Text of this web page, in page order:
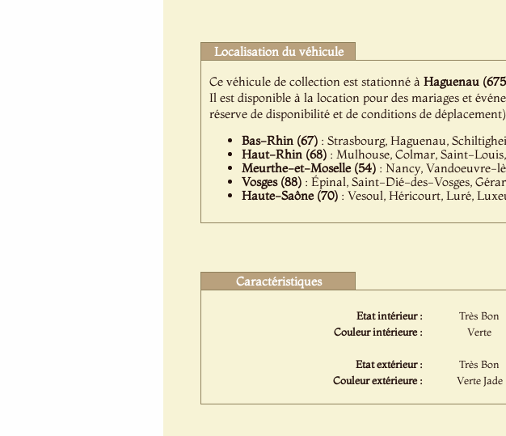
Localisation du véhicule
Ce véhicule de collection est stationné à Haguenau
Il est disponible à la location pour des mariages et
réserve de disponibilité et de conditions de déplacement)
Bas-Rhin (67): Strasbourg, Haguenau,
Haut-Rhin (68): Mulhouse, Colmar, Saint-
Meurthe-et-Moselle (54): Nancy, Vandoeuvre-
Vosges (88): Épinal, Saint-Dié-des-Vosges,
Haute-Saône (70): Vesoul, Héricourt, Luré,
Caractéristiques
Etat intérieur :
Très Bon
Couleur intérieure :
Verte
Etat extérieur :
Très Bon
Couleur extérieure :
Verte Jade